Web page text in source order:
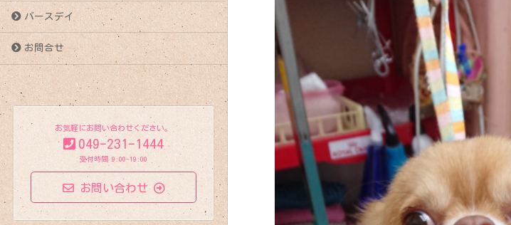
バースデイ
お問合せ
お気軽にお問い合わせください。
049-231-1444
受付時間 9:00-19:00
お問い合わせ